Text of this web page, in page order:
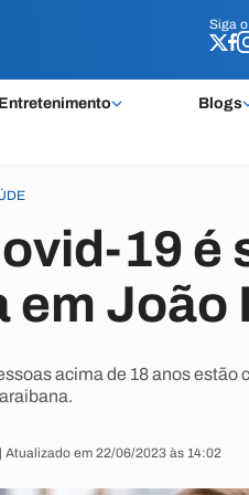
Siga o
Entretenimento Blogs
Siga o
19 é
João
acima de 18 anos
em 22/06/2023 às 14:02